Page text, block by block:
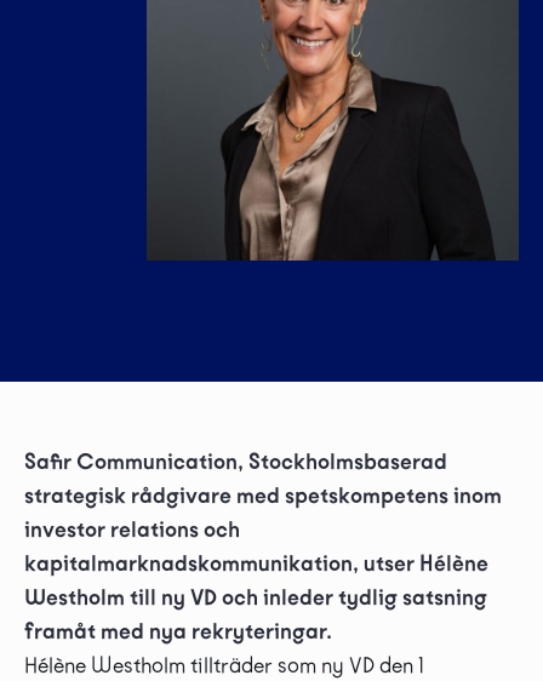
Safir Communication, Stockholmsbaserad
strategisk rådgivare med spetskompetens inom
investor relations och
kapitalmarknadskommunikation, utser Hélène
Westholm till ny VD och inleder tydlig satsning
framåt med nya rekryteringar.
Hélène Westholm tillträder som ny VD den 1